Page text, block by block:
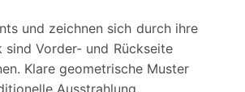
und zeichnen sich durch ihre
Vorder- und Rückseite
Klare geometrische Muster
Ausstrahlung.